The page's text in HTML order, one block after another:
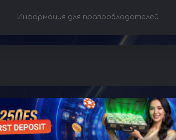
Информация для правообладателей